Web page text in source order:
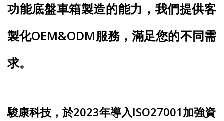
功能底盤車箱製造的能力，我們提供客
製化OEM&ODM服務，滿足您的不同需
求。
駿康科技，於2023年導入ISO27001加強資